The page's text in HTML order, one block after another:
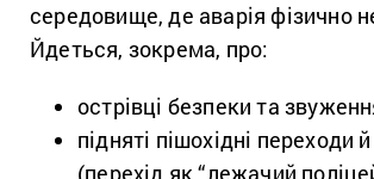
середовище, де аварія фізично
Йдеться, зокрема, про:
острівці безпеки та
підняті пішохідні переходи
(перехід як “лежачий